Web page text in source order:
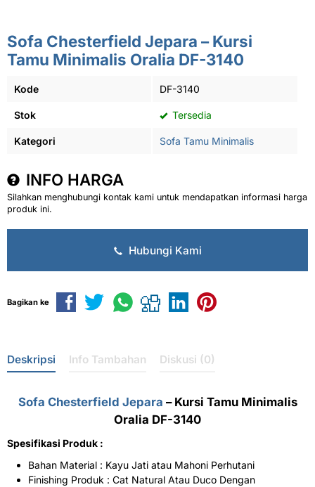
Sofa Chesterfield Jepara – Kursi
Tamu Minimalis Oralia DF-3140
Kode DF-3140
Stok Tersedia
Kategori Sofa Tamu Minimalis
INFO HARGA
Silahkan menghubungi kontak kami untuk mendapatkan informasi harga
produk ini.
Hubungi Kami
Bagikan ke
Deskripsi Info Tambahan Diskusi (0)
Sofa Chesterfield Jepara – Kursi Tamu Minimalis
Oralia DF-3140
Spesifikasi Produk :
Bahan Material : Kayu Jati atau Mahoni Perhutani
Finishing Produk : Cat Natural Atau Duco Dengan